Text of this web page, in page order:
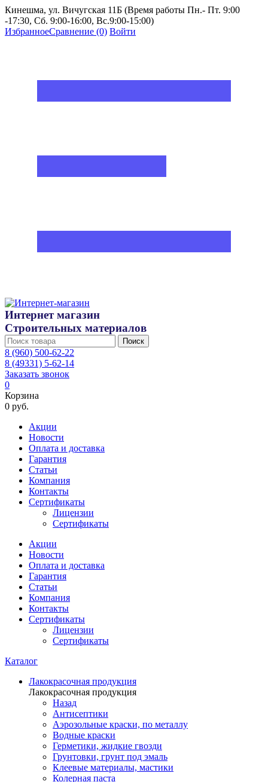
Кинешма, ул. Вичугская 11Б (Время работы Пн.- Пт. 9:00
-17:30, Сб. 9:00-16:00, Вс.9:00-15:00)
ИзбранноеСравнение (0) Войти
Интернет магазин
Строительных материалов
Поиск
8 (960) 500-62-22
8 (49331) 5-62-14
Заказать звонок
0
Корзина
0 руб.
Акции
Новости
Оплата и доставка
Гарантия
Статьи
Компания
Контакты
Сертификаты
Лицензии
Сертификаты
Акции
Новости
Оплата и доставка
Гарантия
Статьи
Компания
Контакты
Сертификаты
Лицензии
Сертификаты
Каталог
Лакокрасочная продукция
Лакокрасочная продукция
Назад
Антисептики
Аэрозольные краски, по металлу
Водные краски
Герметики, жидкие гвозди
Грунтовки, грунт под эмаль
Клеевые материалы, мастики
Колерная паста